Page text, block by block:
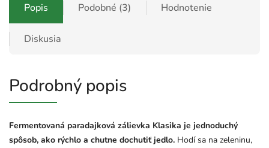
Popis Podobné (3) Hodnotenie
Diskusia
Podrobný popis
Fermentovaná paradajková zálievka Klasika je jednoduchý
spôsob, ako rýchlo a chutne dochutiť jedlo. Hodí sa na zeleninu,